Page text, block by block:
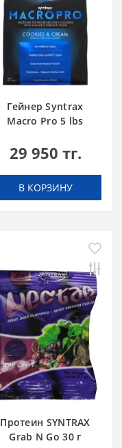
Гейнер Syntrax
Macro Pro 5 lbs
Сливками 2,3 кг
29 950 тг.
В КОРЗИНУ
Протеин SYNTRAX
Grab N Go 30 г